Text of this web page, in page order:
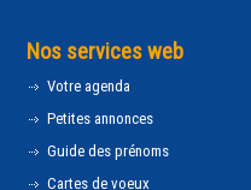
Nos services web
Votre agenda
Petites annonces
Guide des prénoms
Cartes de voeux